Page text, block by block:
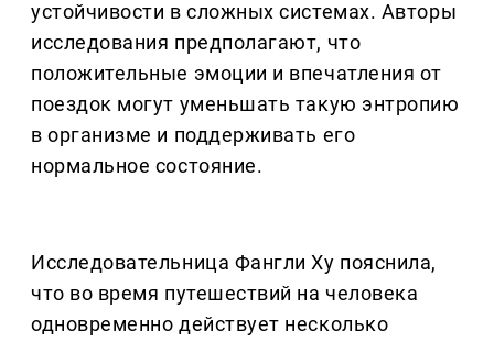
устойчивости в сложных системах. Авторы
исследования предполагают, что
положительные эмоции и впечатления от
поездок могут уменьшать такую энтропию
в организме и поддерживать его
нормальное состояние.
Исследовательница Фангли Ху пояснила,
что во время путешествий на человека
одновременно действует несколько